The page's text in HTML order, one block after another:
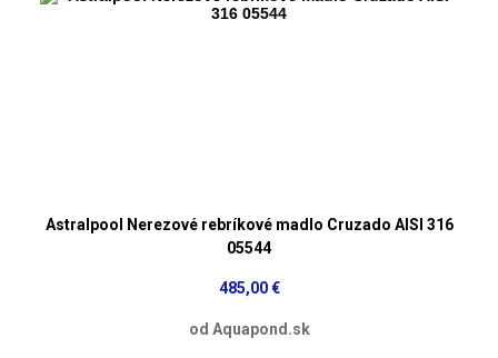
Astralpool Nerezové rebríkové madlo Cruzado AISI 316
05544
485,00 €
od Aquapond.sk